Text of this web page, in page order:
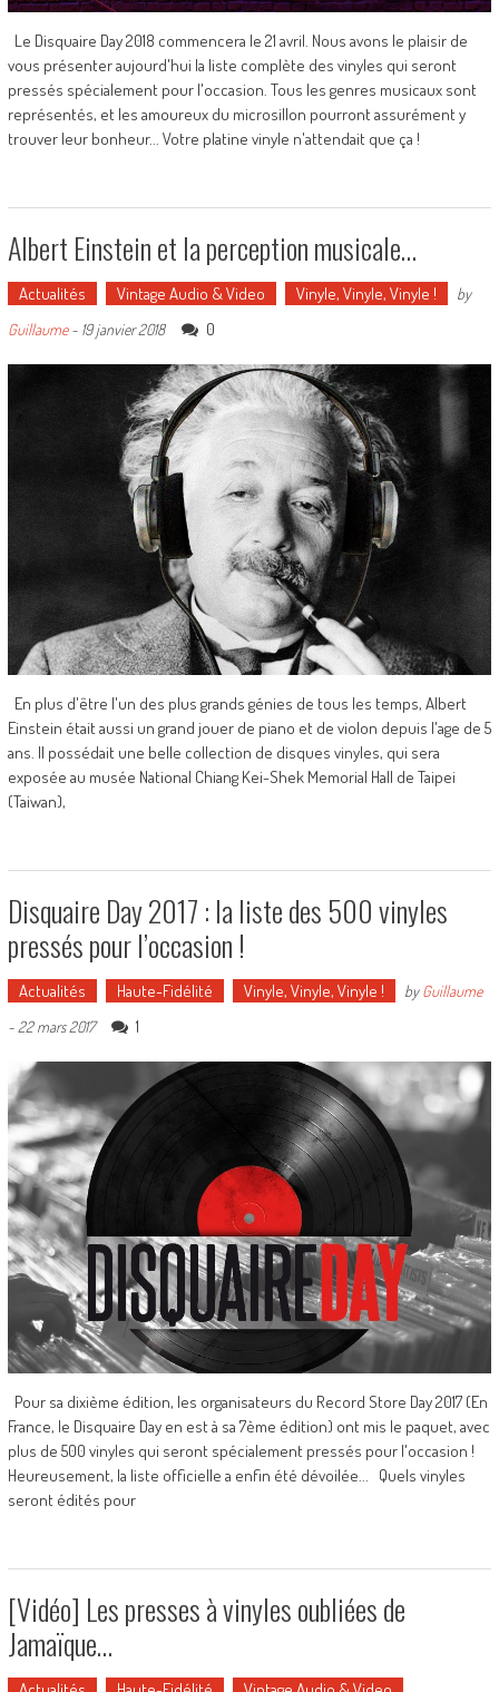
Le Disquaire Day 2018 commencera le 21 avril. Nous avons le plaisir de
vous présenter aujourd'hui la liste complète des vinyles qui seront
pressés spécialement pour l'occasion. Tous les genres musicaux sont
représentés, et les amoureux du microsillon pourront assurément y
trouver leur bonheur... Votre platine vinyle n'attendait que ça !
Albert Einstein et la perception musicale…
Actualités Vintage Audio & Video Vinyle, Vinyle, Vinyle !
by
Guillaume- 19 janvier 2018 0
En plus d'être l'un des plus grands génies de tous les temps, Albert
Einstein était aussi un grand jouer de piano et de violon depuis l'age de 5
ans. Il possédait une belle collection de disques vinyles, qui sera
exposée au musée National Chiang Kei-Shek Memorial Hall de Taipei
(Taiwan),
Disquaire Day 2017 : la liste des 500 vinyles
pressés pour l’occasion !
Actualités Haute-Fidélité Vinyle, Vinyle, Vinyle ! byGuillaume
- 22 mars 2017 1
Pour sa dixième édition, les organisateurs du Record Store Day 2017 (En
France, le Disquaire Day en est à sa 7ème édition) ont mis le paquet, avec
plus de 500 vinyles qui seront spécialement pressés pour l'occasion !
Heureusement, la liste officielle a enfin été dévoilée... Quels vinyles
seront édités pour
[Vidéo] Les presses à vinyles oubliées de
Jamaïque…